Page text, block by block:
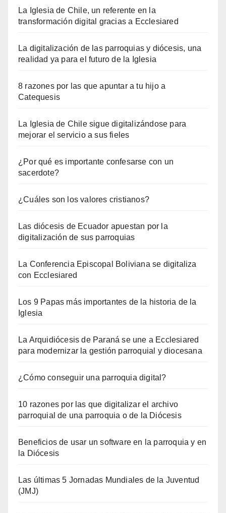
La Iglesia de Chile, un referente en la
transformación digital gracias a Ecclesiared
La digitalización de las parroquias y diócesis, una
realidad ya para el futuro de la Iglesia
8 razones por las que apuntar a tu hijo a
Catequesis
La Iglesia de Chile sigue digitalizándose para
mejorar el servicio a sus fieles
¿Por qué es importante confesarse con un
sacerdote?
¿Cuáles son los valores cristianos?
Las diócesis de Ecuador apuestan por la
digitalización de sus parroquias
La Conferencia Episcopal Boliviana se digitaliza
con Ecclesiared
Los 9 Papas más importantes de la historia de la
Iglesia
La Arquidiócesis de Paraná se une a Ecclesiared
para modernizar la gestión parroquial y diocesana
¿Cómo conseguir una parroquia digital?
10 razones por las que digitalizar el archivo
parroquial de una parroquia o de la Diócesis
Beneficios de usar un software en la parroquia y en
la Diócesis
Las últimas 5 Jornadas Mundiales de la Juventud
(JMJ)